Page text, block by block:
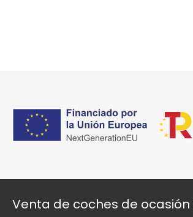
Venta de coches de